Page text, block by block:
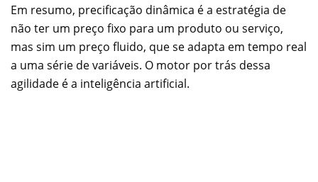
Em resumo, precificação dinâmica é a estratégia de
não ter um preço fixo para um produto ou serviço,
mas sim um preço fluido, que se adapta em tempo real
a uma série de variáveis. O motor por trás dessa
agilidade é a inteligência artificial.